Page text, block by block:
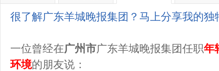
很了解广东羊城晚报集团？马上分享我的独
一位曾经在广州市广东羊城晚报集团任职年
环境的朋友说：